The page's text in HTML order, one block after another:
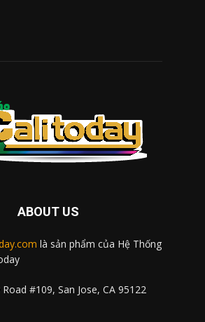
ABOUT US
là sản phẩm của Hệ Thống
#109, San Jose, CA 95122